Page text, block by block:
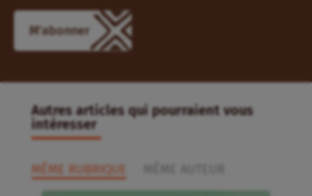
Autres articles qui pourraient vous
intéresser
MÊME RUBRIQUE